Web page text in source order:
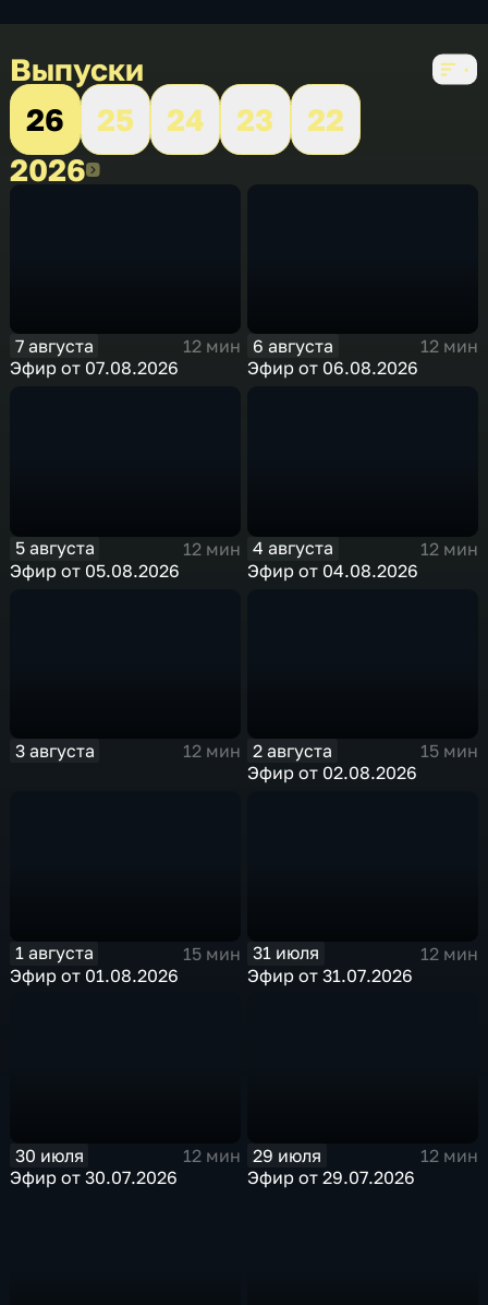
5 сезонов, 1136 выпусков
Выпуски
26
25 24 23
22
20262026
7 августа
12 мин
Эфир от 07.08.2026
6 августа
12 мин
Эфир от 06.08.2026
5 августа
12 мин
Эфир от 05.08.2026
4 августа
12 мин
Эфир от 04.08.2026
3 августа 12 мин 2 августа
15 мин
Эфир от 02.08.2026
1 августа
15 мин
Эфир от 01.08.2026
31 июля
12 мин
Эфир от 31.07.2026
30 июля
12 мин
Эфир от 30.07.2026
29 июля
12 мин
Эфир от 29.07.2026